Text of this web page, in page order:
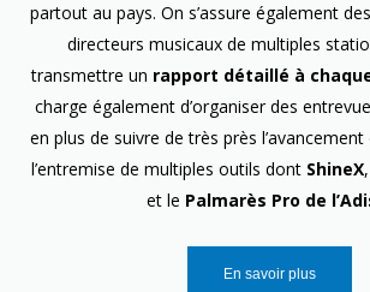
partout au pays. On s’assure également
directeurs musicaux de multiples
transmettre un rapport détaillé à
charge également d’organiser des
en plus de suivre de très près
l’entremise de multiples outils dont ShineX,
et le Palmarès Pro de
En savoir plus